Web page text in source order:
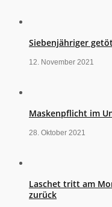
Siebenjähriger
12. November 2021
Maskenpflicht im
28. Oktober 2021
Laschet tritt am
zurück